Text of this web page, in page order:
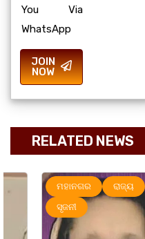
You Via
WhatsApp
JOIN
NOW
RELATED NEWS
ମହାନଗର
ରାଜ୍ୟ